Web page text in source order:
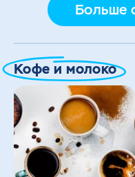
Больше
Кофе и молоко